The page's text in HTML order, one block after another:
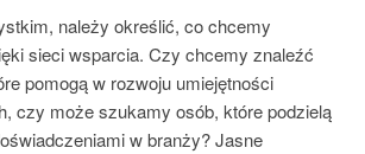
należy określić, co chcemy
sieci wsparcia. Czy chcemy znaleźć
pomogą w rozwoju umiejętności
czy może szukamy osób, które podzielą
w branży? Jasne